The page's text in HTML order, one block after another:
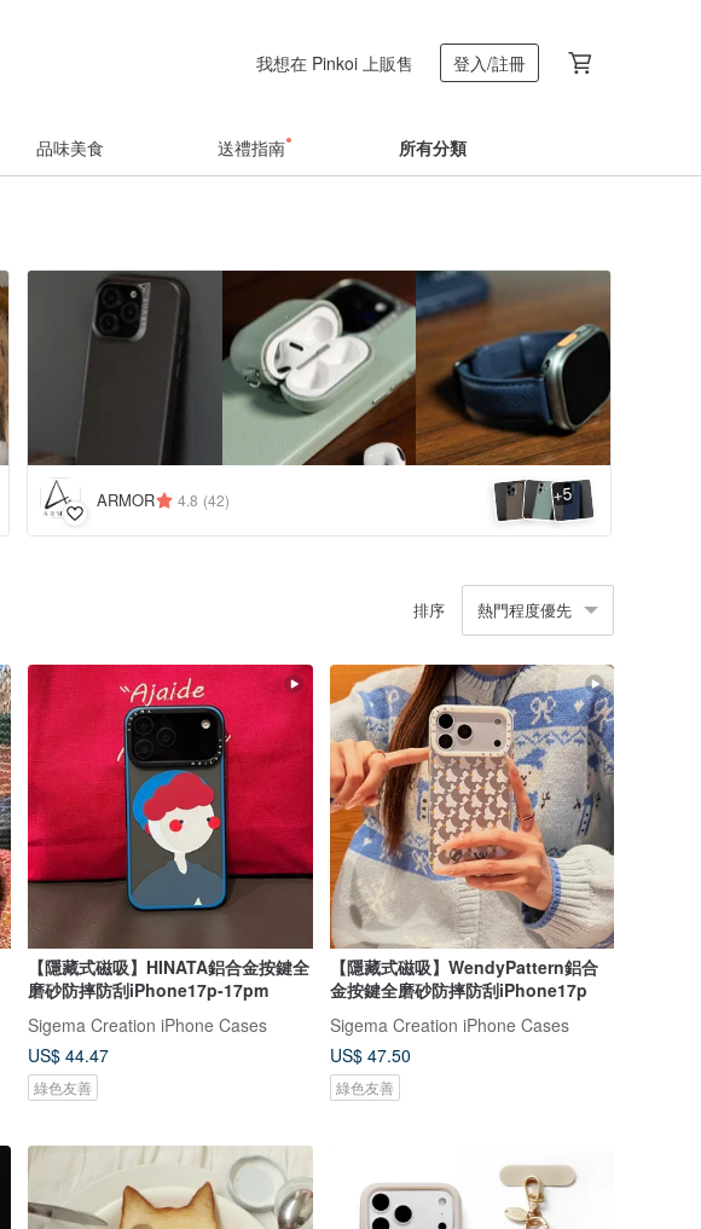
我想在 Pinkoi 上販售 登入/註冊
品味美食 送禮指南 所有分類
ARMOR 4.8 (42) +5
排序 熱門程度優先
【隱藏式磁吸】HINATA鋁合金按鍵全
磨砂防摔防刮iPhone17p-17pm
Sigema Creation iPhone Cases
US$ 44.47
綠色友善
【隱藏式磁吸】WendyPattern鋁合
金按鍵全磨砂防摔防刮iPhone17p
Sigema Creation iPhone Cases
US$ 47.50
綠色友善